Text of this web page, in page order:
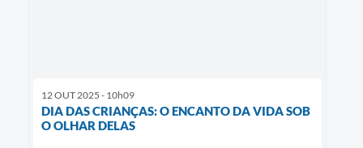
12 OUT 2025 - 10h09
DIA DAS CRIANÇAS: O ENCANTO DA VIDA SOB
O OLHAR DELAS